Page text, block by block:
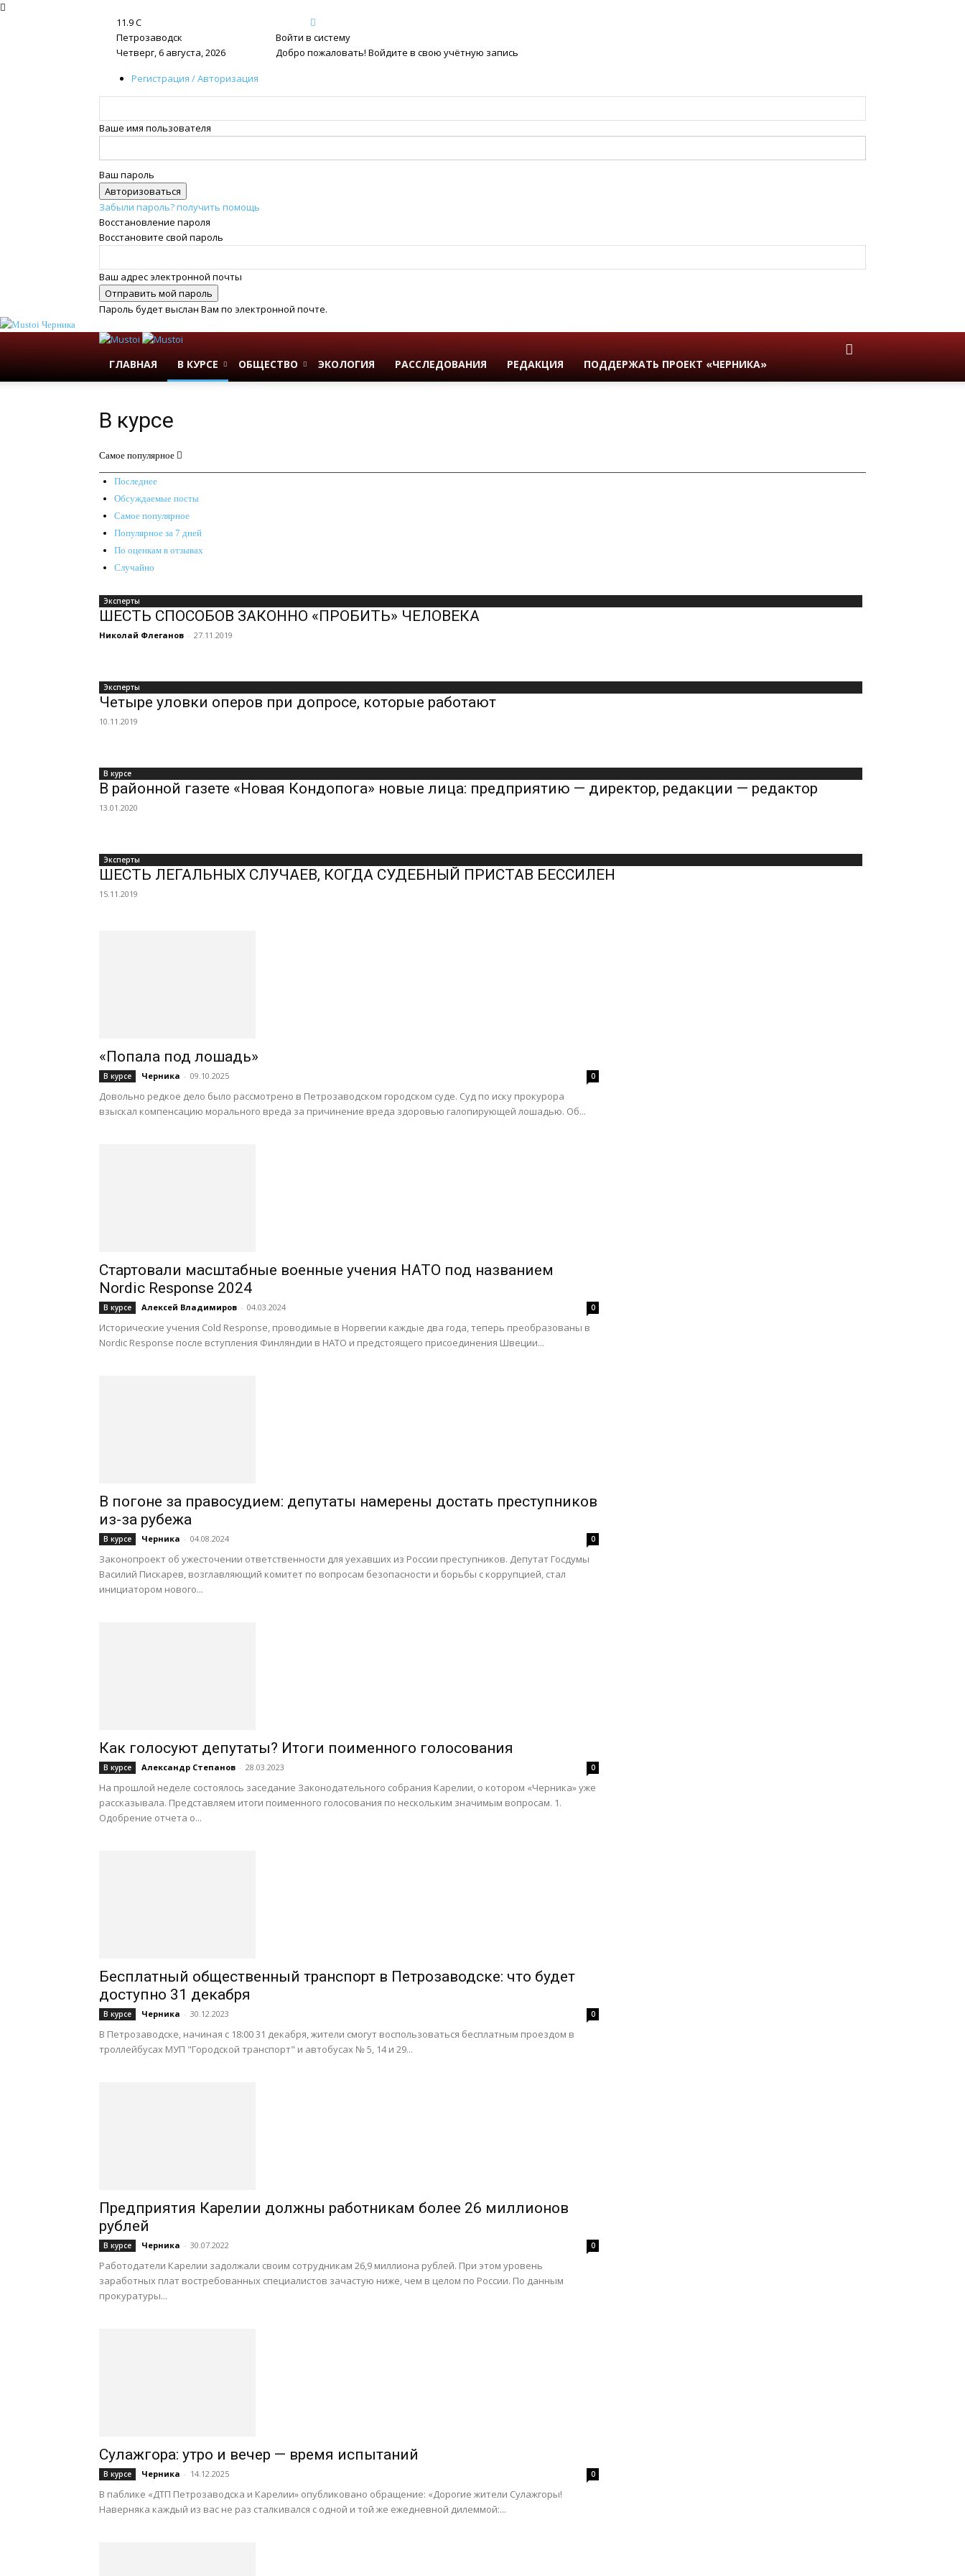
11.9C
Петрозаводск
Четверг, 6 августа, 2026
Регистрация / Авторизация
Войти в систему
Добро пожаловать! Войдите в свою учётную запись
Ваше имя пользователя
Ваш пароль
Забыли пароль? получить помощь
Восстановление пароля
Восстановите свой пароль
Ваш адрес электронной почты
Пароль будет выслан Вам по электронной почте.
Черника
ГЛАВНАЯ В КУРСЕ ОБЩЕСТВО ЭКОЛОГИЯ РАССЛЕДОВАНИЯ РЕДАКЦИЯ ПОДДЕРЖАТЬ ПРОЕКТ «ЧЕРНИКА»
В курсе
Самое популярное
Последнее
Обсуждаемые посты
Самое популярное
Популярное за 7 дней
По оценкам в отзывах
Случайно
Эксперты
ШЕСТЬ СПОСОБОВ ЗАКОННО «ПРОБИТЬ» ЧЕЛОВЕКА
Николай Флеганов - 27.11.2019
Эксперты
Четыре уловки оперов при допросе, которые работают
10.11.2019
В курсе
В районной газете «Новая Кондопога» новые лица: предприятию — директор, редакции — редактор
13.01.2020
Эксперты
ШЕСТЬ ЛЕГАЛЬНЫХ СЛУЧАЕВ, КОГДА СУДЕБНЫЙ ПРИСТАВ БЕССИЛЕН
15.11.2019
«Попала под лошадь»
В курсе Черника - 09.10.2025 0
Довольно редкое дело было рассмотрено в Петрозаводском городском суде. Суд по иску прокурора
взыскал компенсацию морального вреда за причинение вреда здоровью галопирующей лошадью. Об...
Стартовали масштабные военные учения НАТО под названием
Nordic Response 2024
В курсе Алексей Владимиров - 04.03.2024 0
Исторические учения Cold Response, проводимые в Норвегии каждые два года, теперь преобразованы в
Nordic Response после вступления Финляндии в НАТО и предстоящего присоединения Швеции...
В погоне за правосудием: депутаты намерены достать преступников
из-за рубежа
В курсе Черника - 04.08.2024 0
Законопроект об ужесточении ответственности для уехавших из России преступников. Депутат Госдумы
Василий Пискарев, возглавляющий комитет по вопросам безопасности и борьбы с коррупцией, стал
инициатором нового...
Как голосуют депутаты? Итоги поименного голосования
В курсе Александр Степанов - 28.03.2023 0
На прошлой неделе состоялось заседание Законодательного собрания Карелии, о котором «Черника» уже
рассказывала. Представляем итоги поименного голосования по нескольким значимым вопросам. 1.
Одобрение отчета о...
Бесплатный общественный транспорт в Петрозаводске: что будет
доступно 31 декабря
В курсе Черника - 30.12.2023 0
В Петрозаводске, начиная с 18:00 31 декабря, жители смогут воспользоваться бесплатным проездом в
троллейбусах МУП "Городской транспорт" и автобусах № 5, 14 и 29...
Предприятия Карелии должны работникам более 26 миллионов
рублей
В курсе Черника - 30.07.2022 0
Работодатели Карелии задолжали своим сотрудникам 26,9 миллиона рублей. При этом уровень
заработных плат востребованных специалистов зачастую ниже, чем в целом по России. По данным
прокуратуры...
Сулажгора: утро и вечер — время испытаний
В курсе Черника - 14.12.2025 0
В паблике «ДТП Петрозаводска и Карелии» опубликовано обращение: «Дорогие жители Сулажгоры!
Наверняка каждый из вас не раз сталкивался с одной и той же ежедневной дилеммой:...